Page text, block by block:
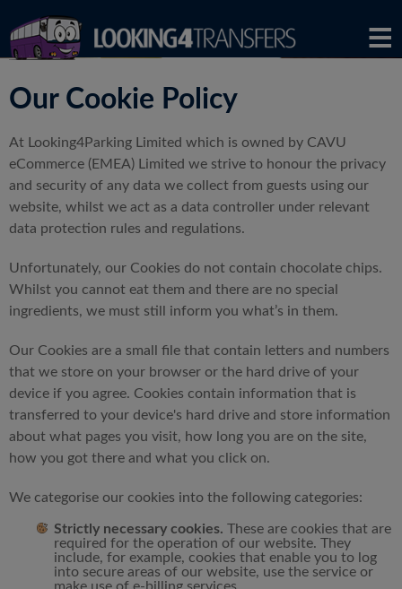
Our Cookie Policy
At Looking4Parking Limited which is owned by CAVU
eCommerce (EMEA) Limited we strive to honour the privacy
and security of any data we collect from guests using our
website, whilst we act as a data controller under relevant
data protection rules and regulations.
Unfortunately, our Cookies do not contain chocolate chips.
Whilst you cannot eat them and there are no special
ingredients, we must still inform you what’s in them.
Our Cookies are a small file that contain letters and numbers
that we store on your browser or the hard drive of your
device if you agree. Cookies contain information that is
transferred to your device's hard drive and store information
about what pages you visit, how long you are on the site,
how you got there and what you click on.
We categorise our cookies into the following categories:
Strictly necessary cookies. These are cookies that are
required for the operation of our website. They
include, for example, cookies that enable you to log
into secure areas of our website, use the service or